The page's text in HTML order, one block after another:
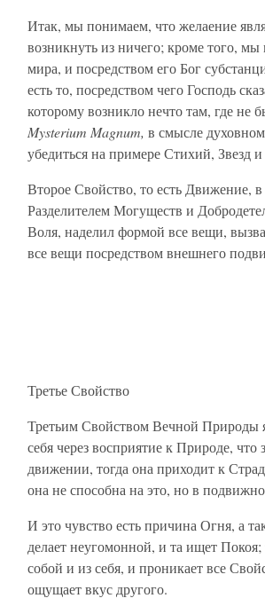
Итак, мы понимаем, что желаение
возникнуть из ничего; кроме того,
мира, и посредством его Бог
есть то, посредством чего Господь
которому возникло нечто там, где не
Mysterium Magnum, в смысле
убедиться на примере Стихий, Звезд
Второе Свойство, то есть Движение,
Разделителем Могуществ и
Воля, наделил формой все вещи,
все вещи посредством внешнего
Третье Свойство
Третьим Свойством Вечной Природы
себя через восприятие к Природе, что
движении, тогда она приходит к
она не способна на это, но в
И это чувство есть причина Огня, а
делает неугомонной, и та ищет
собой и из себя, и проникает все
ощущает вкус другого.